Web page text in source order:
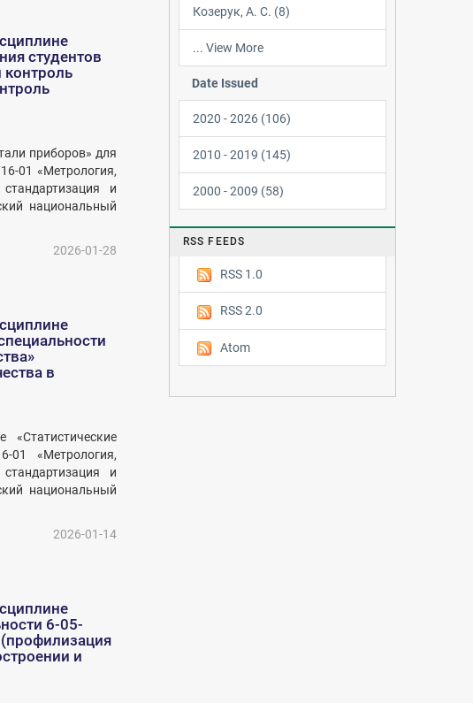
студентов
контроль
приборов» для
01 «Метрология,
и
национальный
2026-01-28
в
«Статистические
01 «Метрология,
и
национальный
2026-01-14
6-05-
(профилизация
и
Козерук, А. С. (8)
... View More
Date Issued
2020 - 2026 (106)
2010 - 2019 (145)
2000 - 2009 (58)
RSS FEEDS
RSS 1.0
RSS 2.0
Atom